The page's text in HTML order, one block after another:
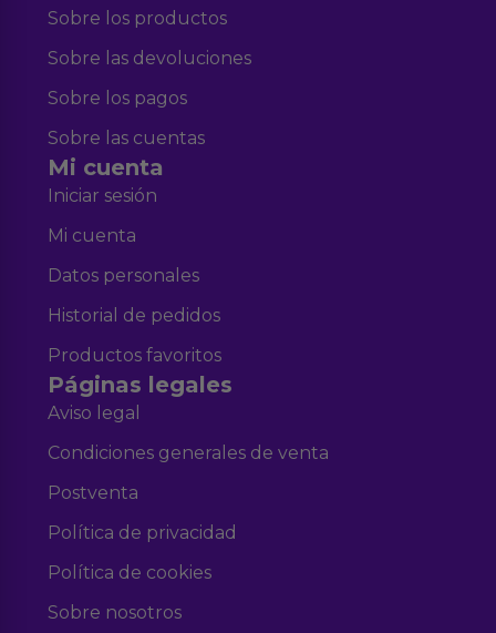
Sobre los productos
Sobre las devoluciones
Sobre los pagos
Sobre las cuentas
Mi cuenta
Iniciar sesión
Mi cuenta
Datos personales
Historial de pedidos
Productos favoritos
Páginas legales
Aviso legal
Condiciones generales de venta
Postventa
Política de privacidad
Política de cookies
Sobre nosotros